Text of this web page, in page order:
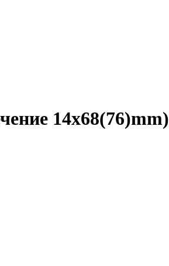
14x68(76)mm)